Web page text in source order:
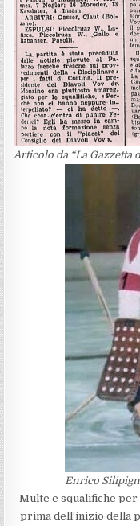
Articolo da “La Gazzetta
Enrico
Multe e squalifiche per
prima dell’inizio della